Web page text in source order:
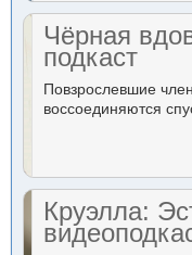
Чёрная
подкаст
Повзрослевшие
воссоединяются
Круэлла: